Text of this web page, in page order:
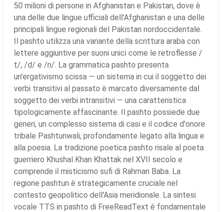
50 milioni di persone in Afghanistan e Pakistan, dove è
una delle due lingue ufficiali dell'Afghanistan e una delle
principali lingue regionali del Pakistan nordoccidentale.
Il pashto utilizza una variante della scrittura araba con
lettere aggiuntive per suoni unici come le retroflesse /
ṭ/, /ḍ/ e /ṇ/. La grammatica pashto presenta
un'ergativismo scissa — un sistema in cui il soggetto dei
verbi transitivi al passato è marcato diversamente dal
soggetto dei verbi intransitivi — una caratteristica
tipologicamente affascinante. Il pashto possiede due
generi, un complesso sistema di casi e il codice d'onore
tribale Pashtunwali, profondamente legato alla lingua e
alla poesia. La tradizione poetica pashto risale al poeta
guerriero Khushal Khan Khattak nel XVII secolo e
comprende il misticismo sufi di Rahman Baba. La
regione pashtun è strategicamente cruciale nel
contesto geopolitico dell'Asia meridionale. La sintesi
vocale TTS in pashto di FreeReadText è fondamentale